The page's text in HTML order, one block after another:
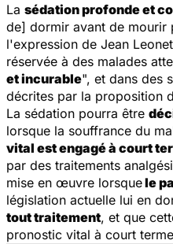
La sédation profonde et
de] dormir avant de mourir
l'expression de Jean
réservée à des malades
et incurable", et dans des
décrites par la proposition
La sédation pourra être
lorsque la souffrance du
vital est engagé à court
par des traitements
mise en œuvre lorsquele
législation actuelle lui en
tout traitement, et que
pronostic vital à court